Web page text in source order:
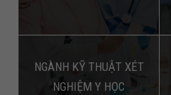
NGÀNH KỸ THUẬT XÉT
NGHIỆM Y HỌC